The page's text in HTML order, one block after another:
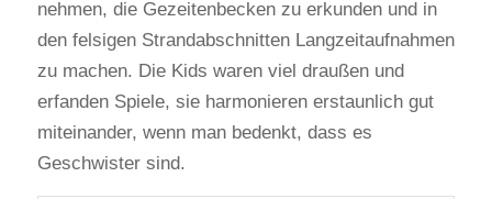
nehmen, die Gezeitenbecken zu erkunden und in
den felsigen Strandabschnitten Langzeitaufnahmen
zu machen. Die Kids waren viel draußen und
erfanden Spiele, sie harmonieren erstaunlich gut
miteinander, wenn man bedenkt, dass es
Geschwister sind.